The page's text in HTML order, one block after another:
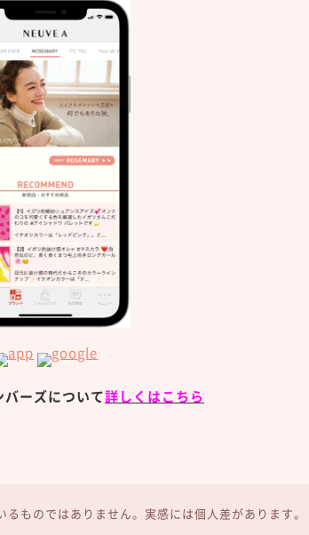
ーズについて詳しくはこちら
ものではありません。実感には個人差があります。